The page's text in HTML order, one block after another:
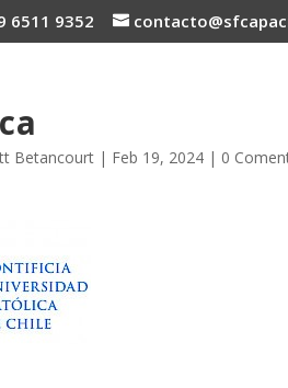
6511 9352
Betancourt| Feb 19, 2024| 0